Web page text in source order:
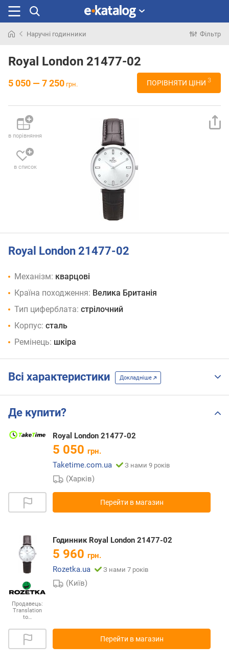
раніше
Наручні годинники Фільтр
Royal London 21477-02
5 050 — 7 250 грн. ПОРІВНЯТИ ЦІНИ 3
в порівняння
в список
Royal London 21477-02
Механізм: кварцові
Країна походження: Велика Британія
Тип циферблата: стрілочний
Корпус: сталь
Ремінець: шкіра
Всі характеристики Докладніше
Де купити?
Royal London 21477-02
5 050 грн.
Taketime.com.ua
З нами 9 років
(Харків)
Перейти в магазин
Продавець:
Translation
to…
Годинник Royal London 21477-02
5 960 грн.
Rozetka.ua
З нами 7 років
(Київ)
Перейти в магазин